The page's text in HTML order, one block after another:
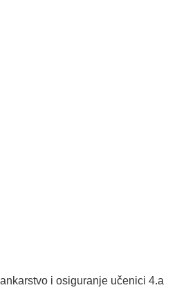
i osiguranje učenici 4.a